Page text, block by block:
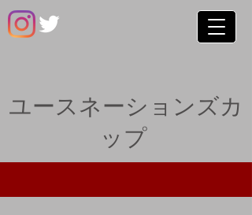
ユースネーションズカ
ップ